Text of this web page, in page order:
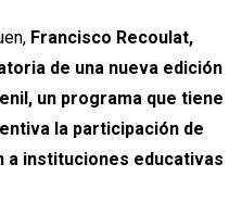
Francisco Recoulat,
de una nueva edición
un programa que tiene
la participación de
a instituciones educativas